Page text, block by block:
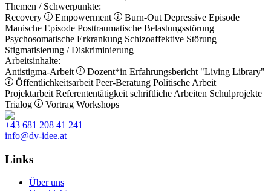
Themen / Schwerpunkte:
Recovery
Empowerment Burn-Out Depressive Episode
Manische Episode Posttraumatische Belastungsstörung
Psychosomatische Erkrankung Schizoaffektive Störung
Stigmatisierung / Diskriminierung
Arbeitsinhalte:
Antistigma-Arbeit
Dozent*in Erfahrungsbericht "Living Library"
Öffentlichkeitsarbeit Peer-Beratung Politische Arbeit
Projektarbeit Referententätigkeit schriftliche Arbeiten Schulprojekte
Trialog
Vortrag Workshops
+43 681 208 41 241
info@dv-idee.at
Links
Über uns